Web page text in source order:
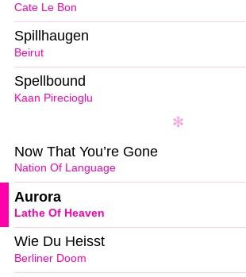
Cate Le Bon
Beirut
Spillhaugen
Kaan Pirecioglu
Spellbound
Nation Of Language
Now That You’re Gone
Lathe Of Heaven
Aurora
Berliner Doom
Wie Du Heisst